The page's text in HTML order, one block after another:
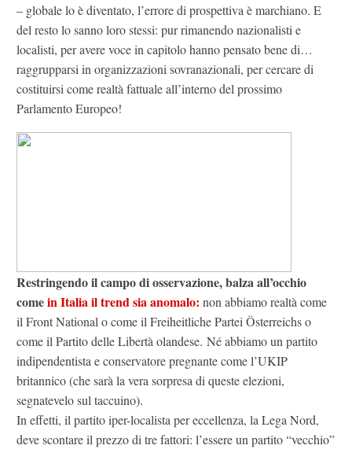
– globale lo è diventato, l’errore di prospettiva è marchiano. E
del resto lo sanno loro stessi: pur rimanendo nazionalisti e
localisti, per avere voce in capitolo hanno pensato bene di…
raggrupparsi in organizzazioni sovranazionali, per cercare di
costituirsi come realtà fattuale all’interno del prossimo
Parlamento Europeo!
Restringendo il campo di osservazione, balza all’occhio
comein Italia il trend sia anomalo: non abbiamo realtà come
il Front National o come il Freiheitliche Partei Österreichs o
come il Partito delle Libertà olandese. Né abbiamo un partito
indipendentista e conservatore pregnante come l’UKIP
britannico (che sarà la vera sorpresa di queste elezioni,
segnatevelo sul taccuino).
In effetti, il partito iper-localista per eccellenza, la Lega Nord,
deve scontare il prezzo di tre fattori: l’essere un partito “vecchio”